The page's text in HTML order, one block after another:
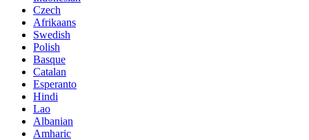
Czech
Afrikaans
Swedish
Polish
Basque
Catalan
Esperanto
Hindi
Lao
Albanian
Amharic